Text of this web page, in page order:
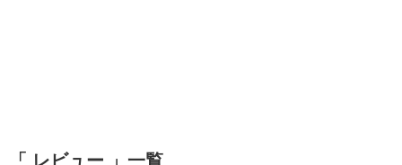
「 レビュー 」一覧